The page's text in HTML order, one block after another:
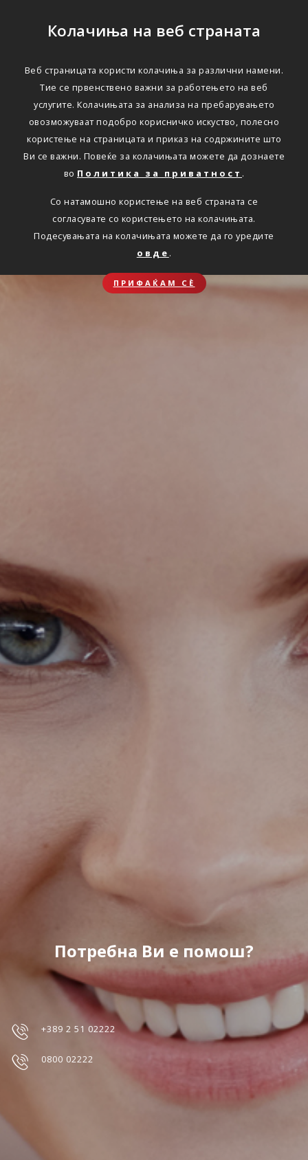
Колачиња на веб страната
Веб страницата користи колачиња за различни намени.
Тие се првенствено важни за работењето на веб
услугите. Колачињата за анализа на пребарувањето
овозможуваат подобро корисничко искуство, полесно
користење на страницата и приказ на содржините што
Ви се важни. Повеќе за колачињата можете да дознаете
во Политика за приватност .
Со натамошно користење на веб страната се
согласувате со користењето на колачињата.
Подесувањата на колачињата можете да го уредите
овде .
ПРИФАЌАМ СЀ
Потребна Ви е помош?
+389 2 51 02222
0800 02222